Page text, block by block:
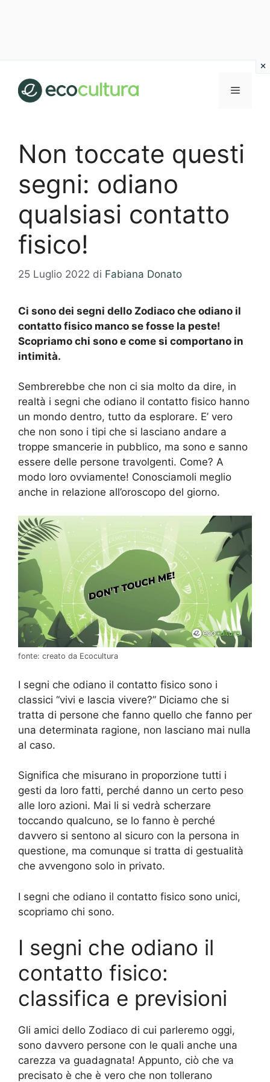
contenuto
MENU
Non toccate questi
segni: odiano
qualsiasi contatto
fisico!
25 Luglio 2022 di Fabiana Donato
Ci sono dei segni dello Zodiaco che odiano il
contatto fisico manco se fosse la peste!
Scopriamo chi sono e come si comportano in
intimità.
Sembrerebbe che non ci sia molto da dire, in
realtà i segni che odiano il contatto fisico hanno
un mondo dentro, tutto da esplorare. E’ vero
che non sono i tipi che si lasciano andare a
troppe smancerie in pubblico, ma sono e sanno
essere delle persone travolgenti. Come? A
modo loro ovviamente! Conosciamoli meglio
anche in relazione all’oroscopo del giorno.
fonte: creato da Ecocultura
I segni che odiano il contatto fisico sono i
classici “vivi e lascia vivere?” Diciamo che si
tratta di persone che fanno quello che fanno per
una determinata ragione, non lasciano mai nulla
al caso.
Significa che misurano in proporzione tutti i
gesti da loro fatti, perché danno un certo peso
alle loro azioni. Mai li si vedrà scherzare
toccando qualcuno, se lo fanno è perché
davvero si sentono al sicuro con la persona in
questione, ma comunque si tratta di gestualità
che avvengono solo in privato.
I segni che odiano il contatto fisico sono unici,
scopriamo chi sono.
I segni che odiano il
contatto fisico:
classifica e previsioni
Gli amici dello Zodiaco di cui parleremo oggi,
sono davvero persone con le quali anche una
carezza va guadagnata! Appunto, ciò che va
precisato è che è vero che non tollerano